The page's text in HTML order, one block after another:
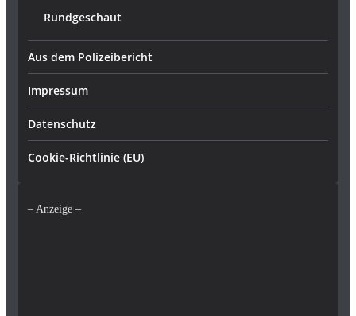
Rundgeschaut
Aus dem Polizeibericht
Impressum
Datenschutz
Cookie-Richtlinie (EU)
– Anzeige –